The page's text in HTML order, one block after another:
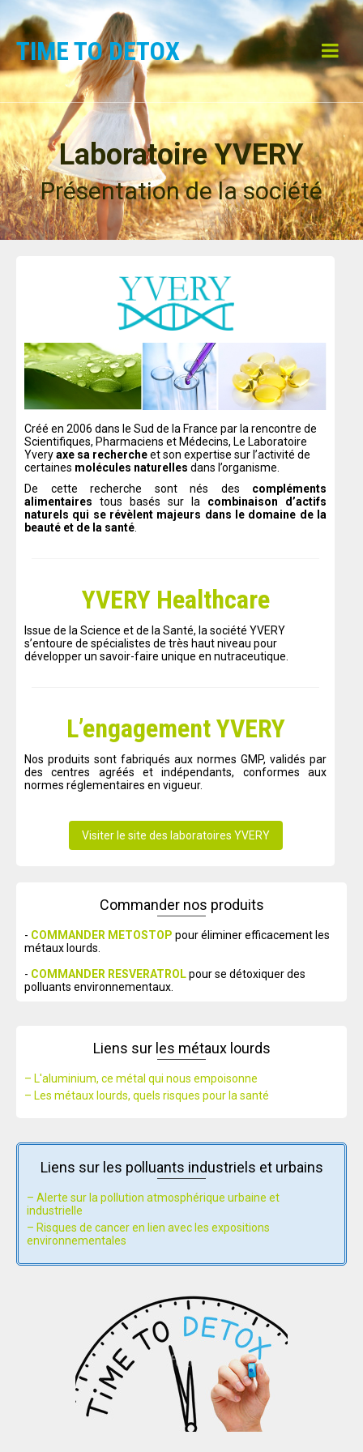
TIME TO DETOX
Laboratoire YVERY
Présentation de la société
Créé en 2006 dans le Sud de la France par la rencontre de
Scientifiques, Pharmaciens et Médecins, Le Laboratoire
Yveryaxe sa rechercheet son expertise sur l’activité de
certaines molécules naturelles dans l’organisme.
De cette recherche sont nés des compléments
alimentaires tous basés sur la combinaison d’actifs
naturels qui se révèlent majeurs dans le domaine de la
beauté et de la santé
YVERY Healthcare
Issue de la Science et de la Santé, la société YVERY
s’entoure de spécialistes de très haut niveau pour
développer un savoir-faire unique en nutraceutique.
L’engagement YVERY
Nos produits sont fabriqués aux normes GMP, validés par
des centres agréés et indépendants, conformes aux
normes réglementaires en vigueur.
Visiter le site des laboratoires YVERY
Commander nos produits
- COMMANDER METOSTOP pour éliminer efficacement les
métaux lourds.
- COMMANDER RESVERATROLpour se détoxiquer des
polluants environnementaux.
Liens sur les métaux lourds
– L'aluminium, ce métal qui nous empoisonne
– Les métaux lourds, quels risques pour la santé
Liens sur les polluants industriels et urbains
– Alerte sur la pollution atmosphérique urbaine et
industrielle
– Risques de cancer en lien avec les expositions
environnementales